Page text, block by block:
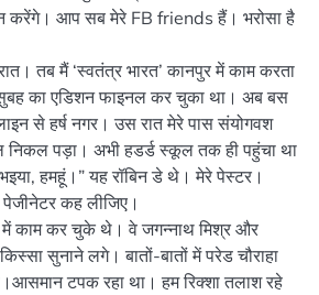
करेंगे। आप सब मेरे FB friends हैं। भरोसा है
तब मैं ‘स्वतंत्र भारत’ कानपुर में काम करता
का एडिशन फाइनल कर चुका था। अब बस
से हर्ष नगर। उस रात मेरे पास संयोगवश
निकल पड़ा। अभी हडर्ड स्कूल तक ही पहुंचा था
हमहूं।” यह रॉबिन डे थे। मेरे पेस्टर।
कह लीजिए।
में काम कर चुके थे। वे जगन्नाथ मिश्र और
सुनाने लगे। बातों-बातों में परेड चौराहा
टपक रहा था। हम रिक्शा तलाश रहे